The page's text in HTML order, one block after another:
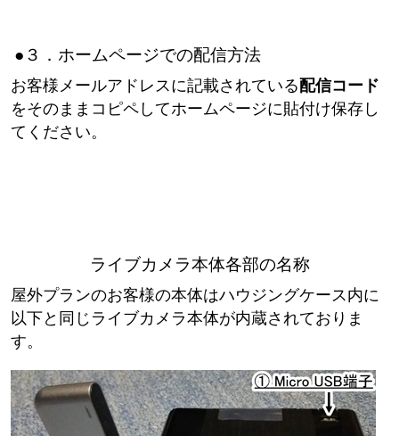
●３．ホームページでの配信方法
お客様メールアドレスに記載されている配信コード
をそのままコピペしてホームページに貼付け保存し
てください。
ライブカメラ本体各部の名称
屋外プランのお客様の本体はハウジングケース内に
以下と同じライブカメラ本体が内蔵されておりま
す。